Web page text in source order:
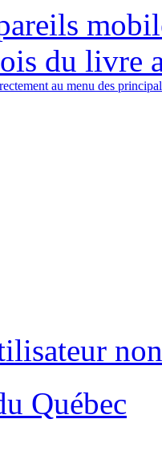
du livre
au menu des
Québec